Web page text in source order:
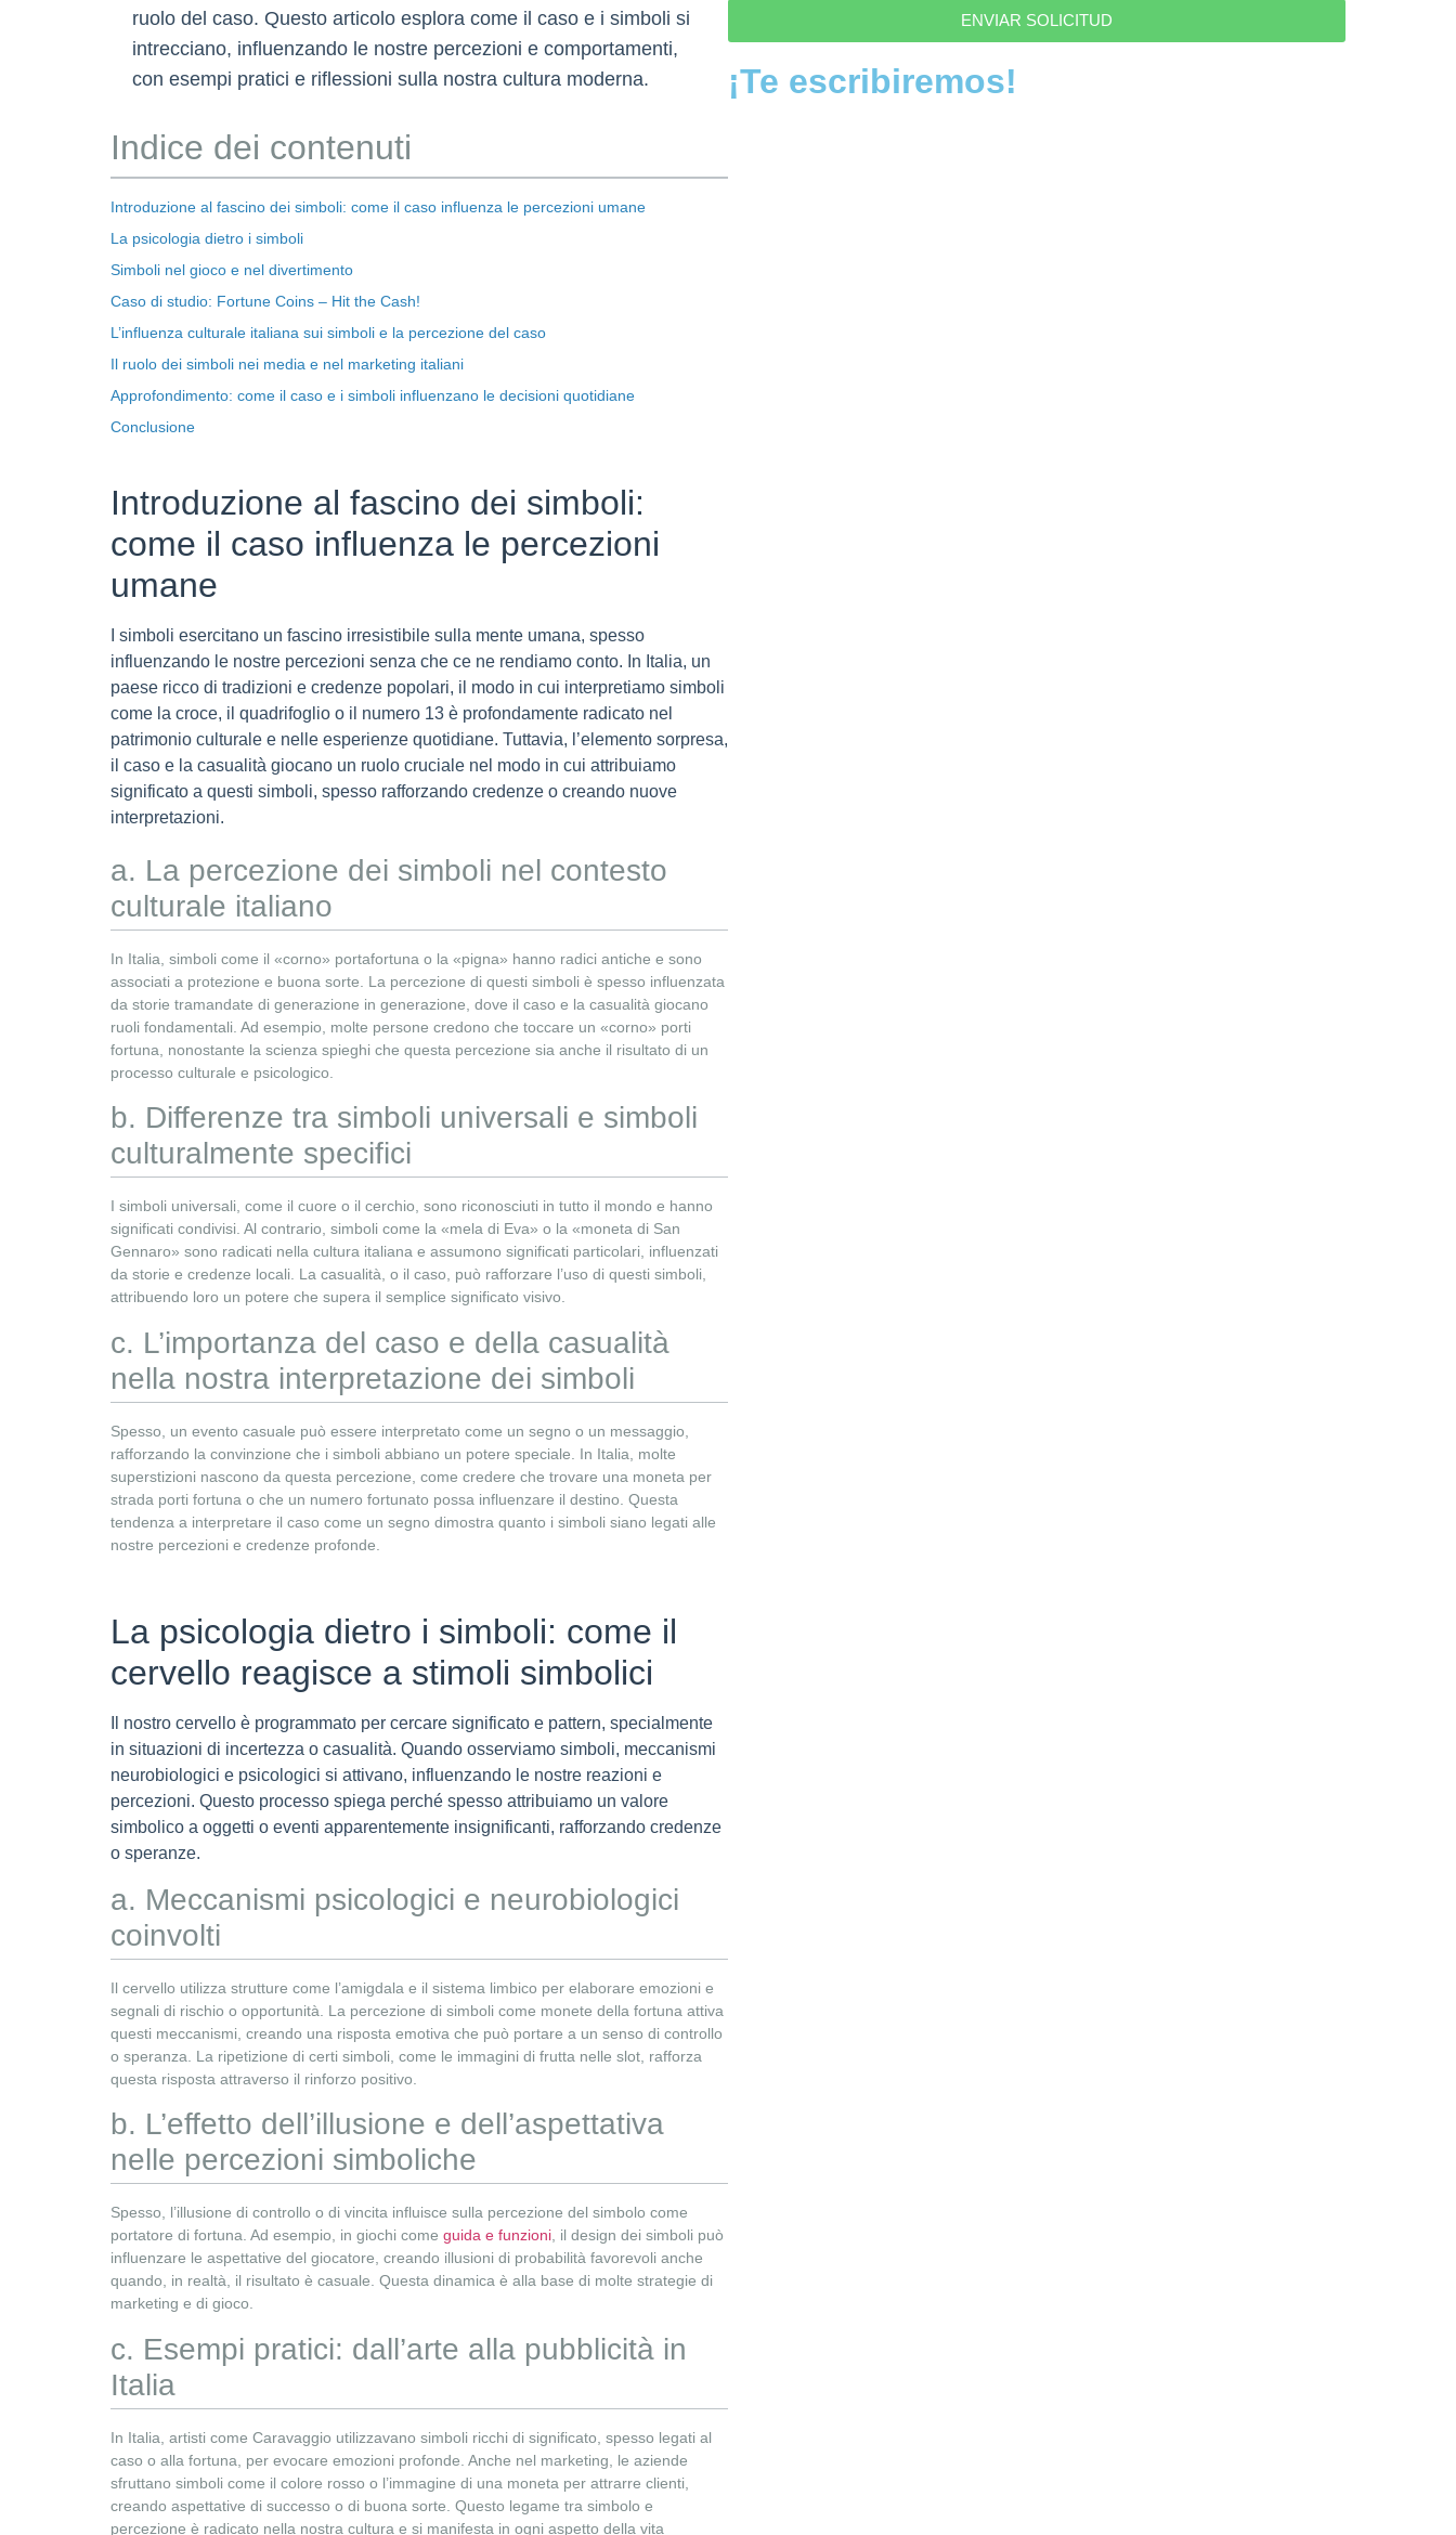
ruolo del caso. Questo articolo esplora come il caso e i simboli si
intrecciano, influenzando le nostre percezioni e comportamenti,
con esempi pratici e riflessioni sulla nostra cultura moderna.
Indice dei contenuti
Introduzione al fascino dei simboli: come il caso influenza le percezioni umane
La psicologia dietro i simboli
Simboli nel gioco e nel divertimento
Caso di studio: Fortune Coins – Hit the Cash!
L’influenza culturale italiana sui simboli e la percezione del caso
Il ruolo dei simboli nei media e nel marketing italiani
Approfondimento: come il caso e i simboli influenzano le decisioni quotidiane
Conclusione
Introduzione al fascino dei simboli:
come il caso influenza le percezioni
umane
I simboli esercitano un fascino irresistibile sulla mente umana, spesso
influenzando le nostre percezioni senza che ce ne rendiamo conto. In Italia, un
paese ricco di tradizioni e credenze popolari, il modo in cui interpretiamo simboli
come la croce, il quadrifoglio o il numero 13 è profondamente radicato nel
patrimonio culturale e nelle esperienze quotidiane. Tuttavia, l’elemento sorpresa,
il caso e la casualità giocano un ruolo cruciale nel modo in cui attribuiamo
significato a questi simboli, spesso rafforzando credenze o creando nuove
interpretazioni.
a. La percezione dei simboli nel contesto
culturale italiano
In Italia, simboli come il «corno» portafortuna o la «pigna» hanno radici antiche e sono
associati a protezione e buona sorte. La percezione di questi simboli è spesso influenzata
da storie tramandate di generazione in generazione, dove il caso e la casualità giocano
ruoli fondamentali. Ad esempio, molte persone credono che toccare un «corno» porti
fortuna, nonostante la scienza spieghi che questa percezione sia anche il risultato di un
processo culturale e psicologico.
b. Differenze tra simboli universali e simboli
culturalmente specifici
I simboli universali, come il cuore o il cerchio, sono riconosciuti in tutto il mondo e hanno
significati condivisi. Al contrario, simboli come la «mela di Eva» o la «moneta di San
Gennaro» sono radicati nella cultura italiana e assumono significati particolari, influenzati
da storie e credenze locali. La casualità, o il caso, può rafforzare l’uso di questi simboli,
attribuendo loro un potere che supera il semplice significato visivo.
c. L’importanza del caso e della casualità
nella nostra interpretazione dei simboli
Spesso, un evento casuale può essere interpretato come un segno o un messaggio,
rafforzando la convinzione che i simboli abbiano un potere speciale. In Italia, molte
superstizioni nascono da questa percezione, come credere che trovare una moneta per
strada porti fortuna o che un numero fortunato possa influenzare il destino. Questa
tendenza a interpretare il caso come un segno dimostra quanto i simboli siano legati alle
nostre percezioni e credenze profonde.
La psicologia dietro i simboli: come il
cervello reagisce a stimoli simbolici
Il nostro cervello è programmato per cercare significato e pattern, specialmente
in situazioni di incertezza o casualità. Quando osserviamo simboli, meccanismi
neurobiologici e psicologici si attivano, influenzando le nostre reazioni e
percezioni. Questo processo spiega perché spesso attribuiamo un valore
simbolico a oggetti o eventi apparentemente insignificanti, rafforzando credenze
o speranze.
a. Meccanismi psicologici e neurobiologici
coinvolti
Il cervello utilizza strutture come l’amigdala e il sistema limbico per elaborare emozioni e
segnali di rischio o opportunità. La percezione di simboli come monete della fortuna attiva
questi meccanismi, creando una risposta emotiva che può portare a un senso di controllo
o speranza. La ripetizione di certi simboli, come le immagini di frutta nelle slot, rafforza
questa risposta attraverso il rinforzo positivo.
b. L’effetto dell’illusione e dell’aspettativa
nelle percezioni simboliche
Spesso, l’illusione di controllo o di vincita influisce sulla percezione del simbolo come
portatore di fortuna. Ad esempio, in giochi come guida e funzioni, il design dei simboli può
influenzare le aspettative del giocatore, creando illusioni di probabilità favorevoli anche
quando, in realtà, il risultato è casuale. Questa dinamica è alla base di molte strategie di
marketing e di gioco.
c. Esempi pratici: dall’arte alla pubblicità in
Italia
In Italia, artisti come Caravaggio utilizzavano simboli ricchi di significato, spesso legati al
caso o alla fortuna, per evocare emozioni profonde. Anche nel marketing, le aziende
sfruttano simboli come il colore rosso o l’immagine di una moneta per attrarre clienti,
creando aspettative di successo o di buona sorte. Questo legame tra simbolo e
percezione è radicato nella nostra cultura e si manifesta in ogni aspetto della vita
ENVIAR SOLICITUD
¡Te escribiremos!